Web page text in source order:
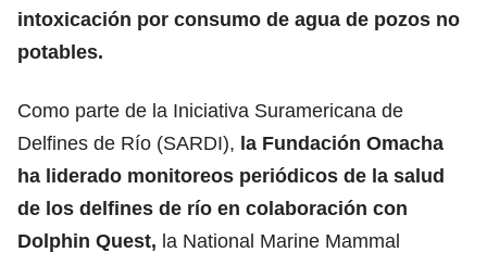
intoxicación por consumo de agua de pozos no
potables.
Como parte de la Iniciativa Suramericana de
Delfines de Río (SARDI), la Fundación Omacha
ha liderado monitoreos periódicos de la salud
de los delfines de río en colaboración con
Dolphin Quest, la National Marine Mammal